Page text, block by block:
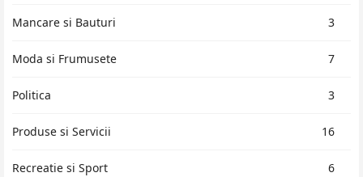
Mancare si Bauturi 3
Moda si Frumusete 7
Politica 3
Produse si Servicii 16
Recreatie si Sport 6